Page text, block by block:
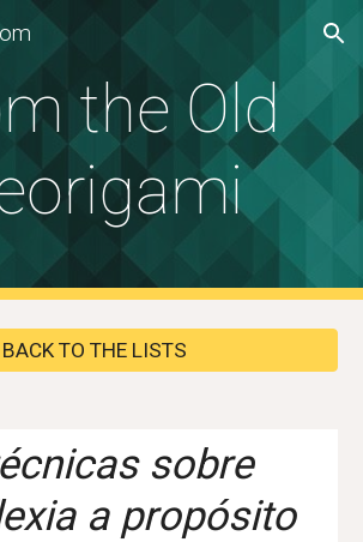
Skip to navigation
the Old
BACK TO THE LISTS
sobre
a propósito